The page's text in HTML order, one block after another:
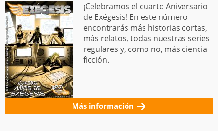
¡Celebramos el cuarto Aniversario
de Exégesis! En este número
encontrarás más historias cortas,
más relatos, todas nuestras series
regulares y, como no, más ciencia
ficción.
Más información